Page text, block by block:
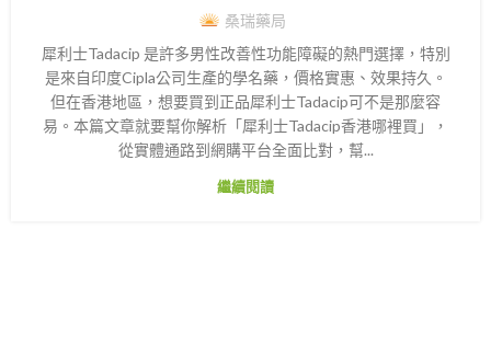
桑瑞藥局
犀利士Tadacip 是許多男性改善性功能障礙的熱門選擇，特別
是來自印度Cipla公司生產的學名藥，價格實惠、效果持久。
但在香港地區，想要買到正品犀利士Tadacip可不是那麼容
易。本篇文章就要幫你解析「犀利士Tadacip香港哪裡買」，
從實體通路到網購平台全面比對，幫...
繼續閱讀